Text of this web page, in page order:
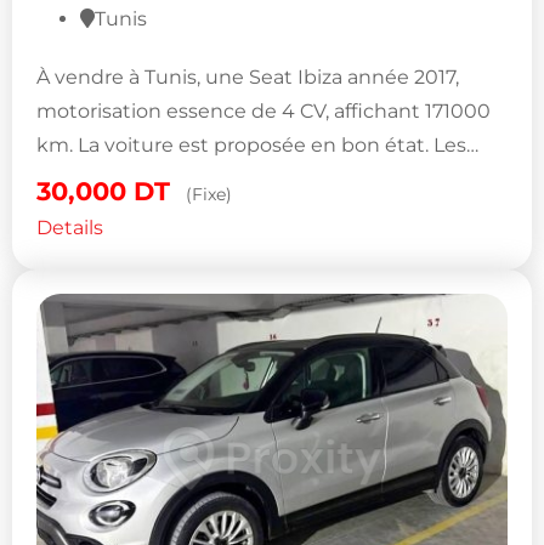
Tunis
À vendre à Tunis, une Seat Ibiza année 2017,
motorisation essence de 4 CV, affichant 171000
km. La voiture est proposée en bon état. Les…
30,000 DT (Fixe)
Details